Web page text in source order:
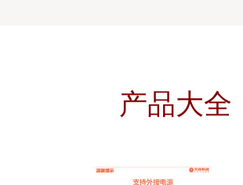
产品大全